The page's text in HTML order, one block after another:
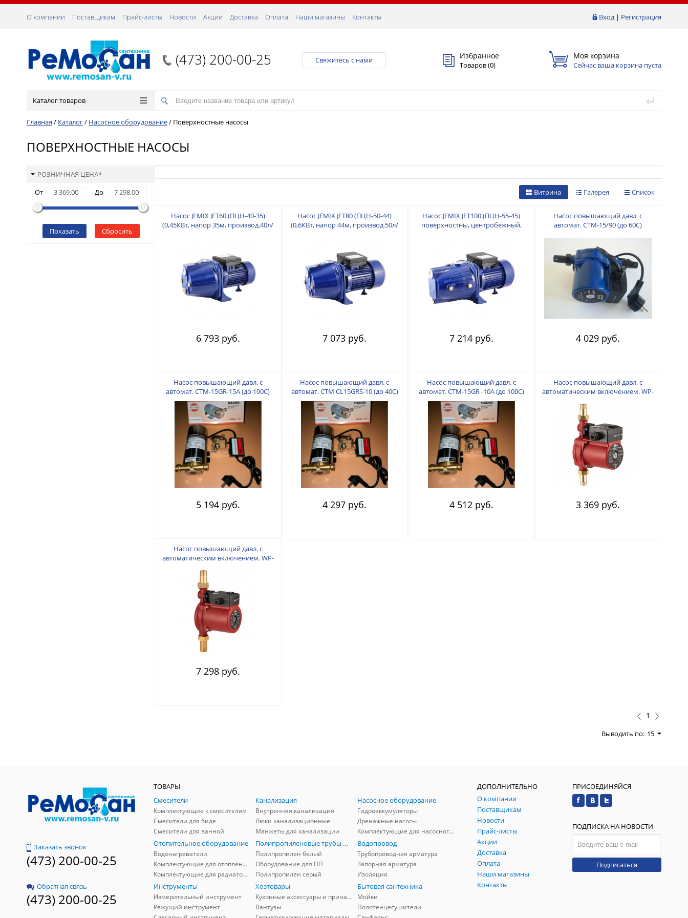
Вход| Регистрация
О компании Поставщикам Прайс-листы Новости Акции Доставка Оплата Наши магазины Контакты
(473) 200-00-25 Свяжитесь с нами Избранное
Товаров (0)
Моя корзина
Сейчас ваша корзина пуста
Каталог товаров
Главная / Каталог/ Насосное оборудование/ Поверхностные насосы
ПОВЕРХНОСТНЫЕ НАСОСЫ
РОЗНИЧНАЯ ЦЕНА*
От
До
Показать Сбросить
Список
Галерея
Витрина
Насос JEMIX JET60 (ПЦН-40-35)
(0,45КВт, напор 35м, производ.40л/
6 793 руб.
Насос JEMIX JET80 (ПЦН-50-44)
(0,6КВт, напор 44м, производ.50л/
7 073 руб.
Насос JEMIX JET100 (ПЦН-55-45)
поверхностны, центробежный,
7 214 руб.
Насос повышающий давл. с
автомат. СТМ-15/90 (до 60С)
4 029 руб.
Насос повышающий давл. с
автомат. СТМ-15GR-15A (до 100С)
5 194 руб.
Насос повышающий давл. с
автомат. СТМ CL15GRS-10 (до 40С)
4 297 руб.
Насос повышающий давл. с
автомат. СТМ-15GR -10А (до 100С)
4 512 руб.
Насос повышающий давл. с
автоматическим включением. WP-
МОКРЫЙ РОТОР Мощн. 120 Вт.
Макс. напор 9 м. Произв. 25 л/мин.
3 369 руб.
Насос повышающий давл. с
автоматическим включением. WP-
Мощн. 245 Вт. Макс. напор 12 м.
Произв. 50 л/мин.
7 298 руб.
1
Выводить по: 15
Заказать звонок
(473) 200-00-25
Обратная связь
(473) 200-00-25
ТОВАРЫ
Смесители
Комплектующие к смесителям
Смесители для биде
Смесители для ванной
Канализация
Внутренняя канализация
Люки канализационные
Манжеты для канализации
Насосное оборудование
Гидроаккумуляторы
Дренажные насосы
Комплектующие для насосного оборудования
Отопительное оборудование
Водонагреватели
Комплектующие для отопления
Комплектующие для радиаторов
Полипропиленовые трубы и фитинги
Полипропилен белый
Оборудование для ПП
Полипропилен серый
Водопровод
Трубопроводная арматура
Запорная арматура
Изоляция
Инструменты
Измерительный инструмент
Режущий инструмент
Хозтовары
Кухонные аксессуары и принадлежности
Вантузы
Бытовая сантехника
Мойки
Полотенцесушители
ДОПОЛНИТЕЛЬНО
О компании
Поставщикам
Новости
Прайс-листы
Акции
Доставка
Оплата
Наши магазины
Контакты
ПРИСОЕДИНЯЙСЯ
ПОДПИСКА НА НОВОСТИ
Подписаться